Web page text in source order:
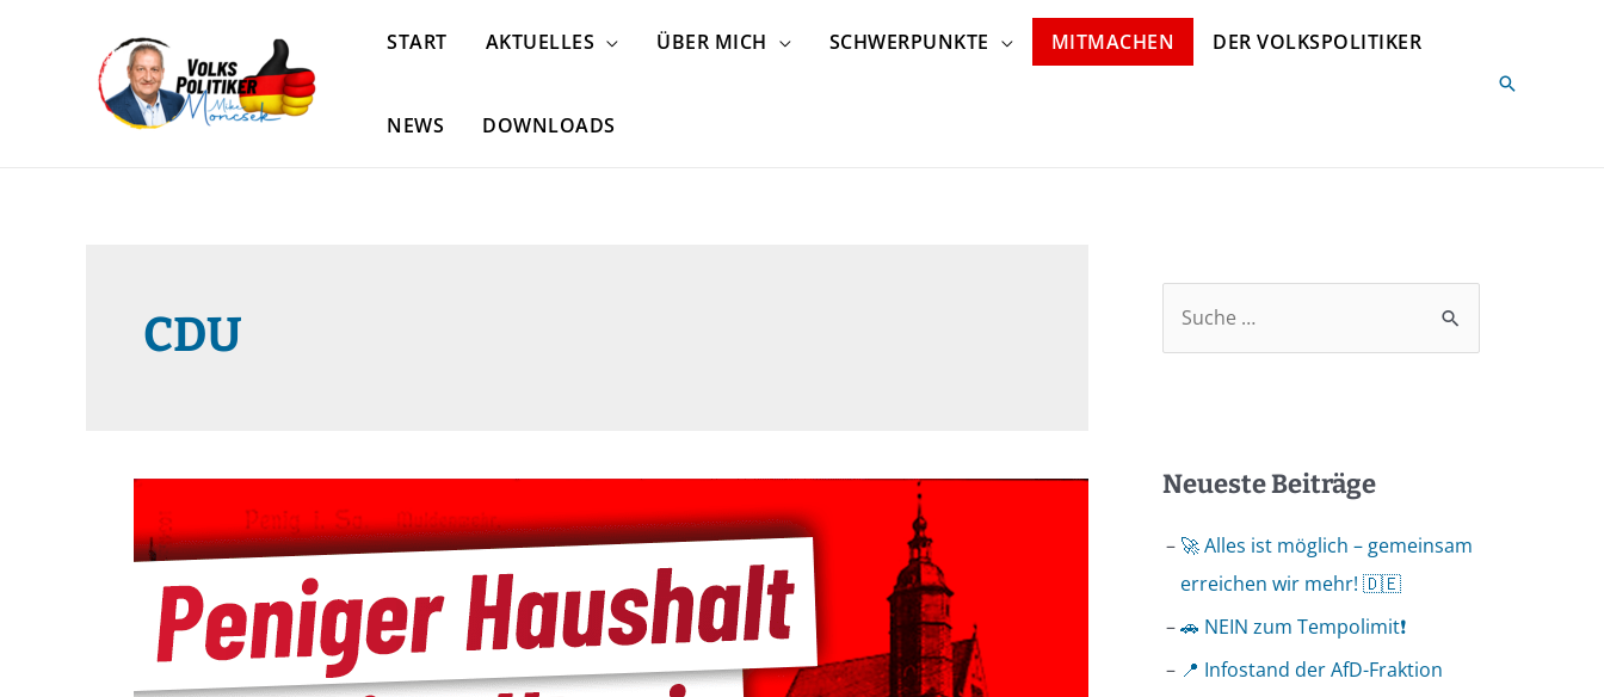
START AKTUELLES ÜBER MICH SCHWERPUNKTE MITMACHEN DER VOLKSPOLITIKER
NEWS DOWNLOADS
CDU
Neueste Beiträge
🚀 Alles ist möglich – gemeinsam
erreichen wir mehr! 🇩🇪
🚗 NEIN zum Tempolimit❗️
📍 Infostand der AfD-Fraktion